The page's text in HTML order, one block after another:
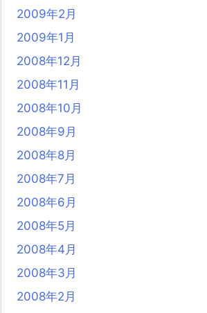
2009年2月
2009年1月
2008年12月
2008年11月
2008年10月
2008年9月
2008年8月
2008年7月
2008年6月
2008年5月
2008年4月
2008年3月
2008年2月